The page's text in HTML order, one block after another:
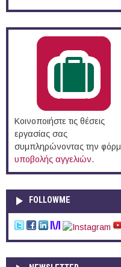
Κοινοποιήστε τις θέσεις
εργασίας σας
συμπληρώνοντας την
υποβολής αγγελιών.
FOLLOWME